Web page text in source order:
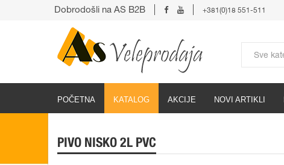
POČETNA KATALOG AKCIJE NOVI ARTIKLI
Dobrodošli na AS B2B +381(0)18 551-511
PIVO NISKO 2L PVC